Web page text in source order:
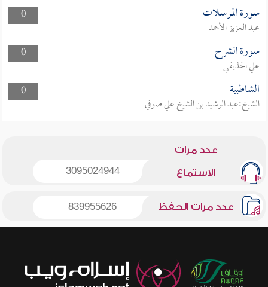
0
سورة المرسلات
عبد العزيز الأحمد
0
سورة الشرح
علي الحذيفي
0
الشاطبية
الشيخ:عبد الرشيد بن الشيخ علي صوفي
عدد مرات
الاستماع 3095024944
عدد مرات الحفظ 839955626